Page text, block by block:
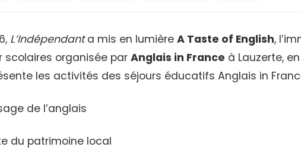
L’Indépendanta mis en lumière A Taste of English,
scolaires organisée par Anglais in France à Lauzerte,
les activités des séjours éducatifs Anglais in
de l’anglais
du patrimoine local